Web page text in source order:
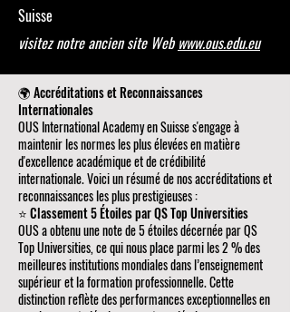
Suisse
visitez notre ancien site Webwww.ous.edu.eu
🌍 Accréditations et Reconnaissances
Internationales
OUS International Academy en Suisse s'engage à
maintenir les normes les plus élevées en matière
d'excellence académique et de crédibilité
internationale. Voici un résumé de nos accréditations et
reconnaissances les plus prestigieuses :
⭐ Classement 5 Étoiles par QS Top Universities
OUS a obtenu une note de 5 étoiles décernée par QS
Top Universities, ce qui nous place parmi les 2 % des
meilleures institutions mondiales dans l’enseignement
supérieur et la formation professionnelle. Cette
distinction reflète des performances exceptionnelles en